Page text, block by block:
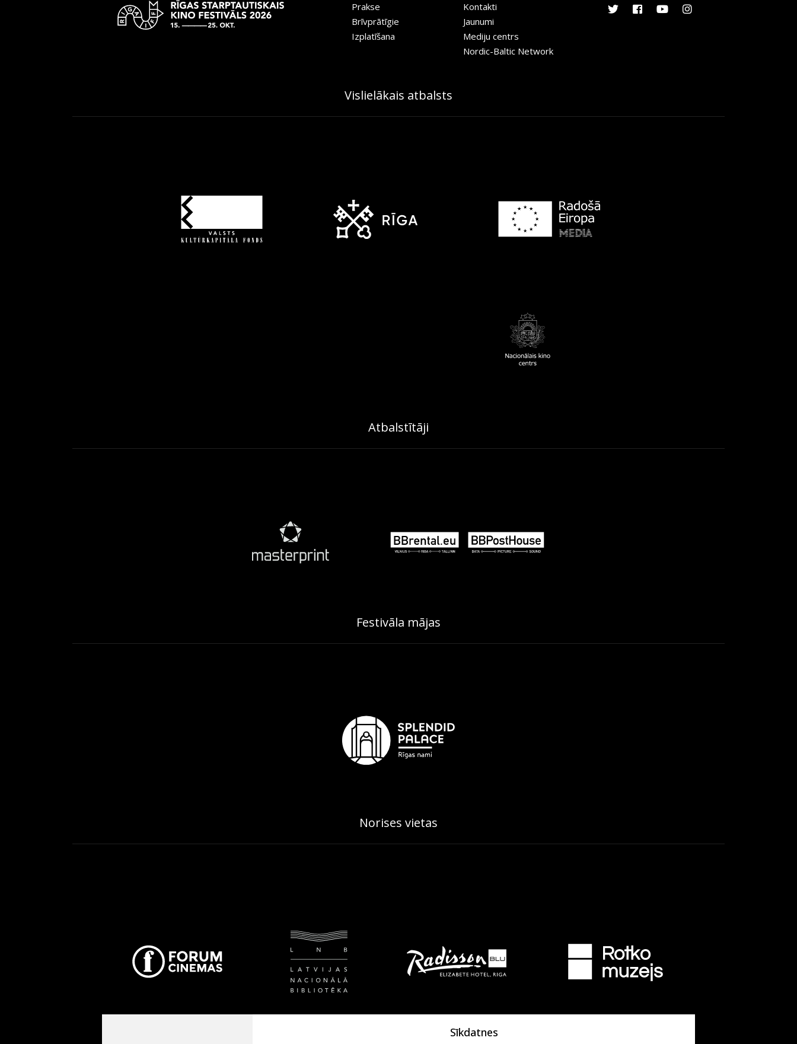
Prakse
Brīvprātīgie
Izplatīšana
Kontakti
Jaunumi
Mediju centrs
Nordic-Baltic Network
Vislielākais atbalsts
Atbalstītāji
Festivāla mājas
Norises vietas
Sīkdatnes